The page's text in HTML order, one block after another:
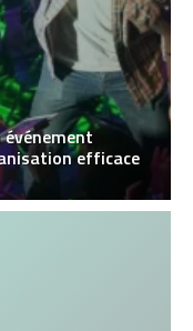
événement
efficace